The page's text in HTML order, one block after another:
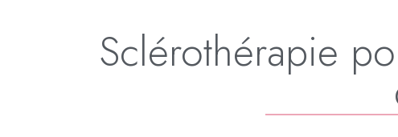
Sclérothérapie